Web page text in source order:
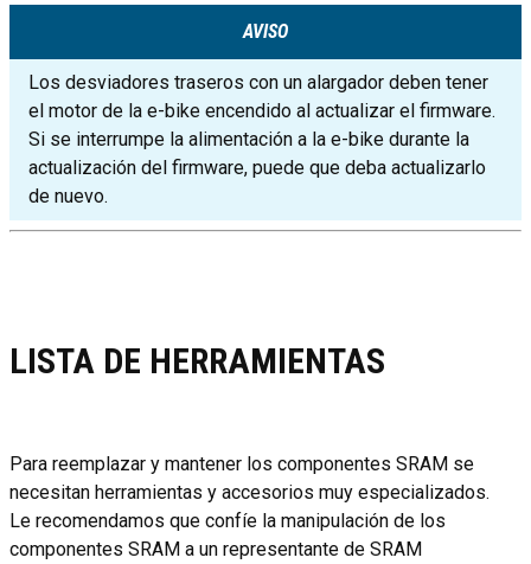
AVISO
Los desviadores traseros con un alargador deben tener
el motor de la e-bike encendido al actualizar el firmware.
Si se interrumpe la alimentación a la e-bike durante la
actualización del firmware, puede que deba actualizarlo
de nuevo.
LISTA DE HERRAMIENTAS
Para reemplazar y mantener los componentes SRAM se
necesitan herramientas y accesorios muy especializados.
Le recomendamos que confíe la manipulación de los
componentes SRAM a un representante de SRAM